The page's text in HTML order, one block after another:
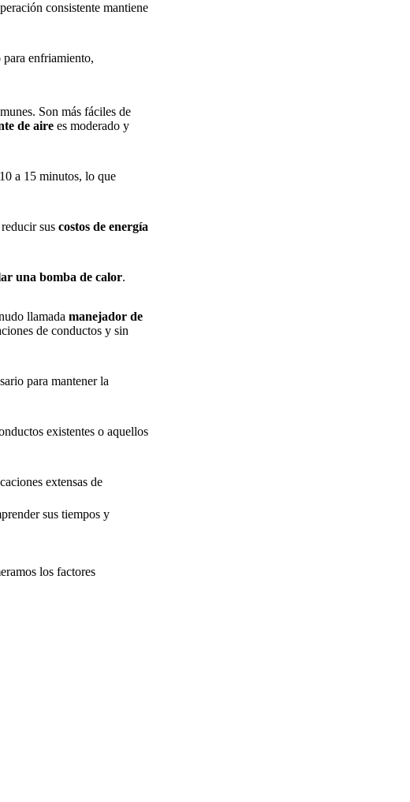
consistente mantiene
para enfriamiento,
Son más fáciles de
de aire es moderado y
a 15 minutos, lo que
sus costos de energía
una bomba de calor.
llamada manejador de
de conductos y sin
para mantener la
existentes o aquellos
extensas de
sus tiempos y
los factores